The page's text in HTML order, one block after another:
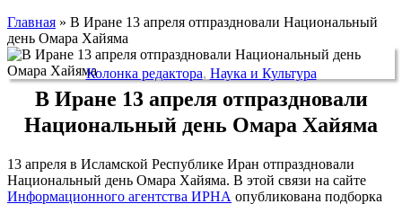
Главная » В Иране 13 апреля отпраздновали Национальный
день Омара Хайяма
Колонка редактора, Наука и Культура
В Иране 13 апреля отпраздновали
Национальный день Омара Хайяма
13 апреля в Исламской Республике Иран отпраздновали
Национальный день Омара Хайяма. В этой связи на сайте
Информационного агентства ИРНА опубликована подборка